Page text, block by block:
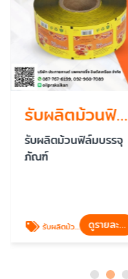
รับผลิตม้วนฟิล์มบรรจุภัณฑ์
รับผลิตม้วนฟิล์มบรรจุ
ภัณฑ์
รับผลิตม้วนฟิล์มบรรจุภัณฑ์ ดูรายละเอียด